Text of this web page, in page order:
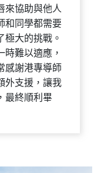
來協助與他人
和同學都需要
大的挑戰。
難以適應，
感謝港專導師
外支援，讓我
最終順利畢